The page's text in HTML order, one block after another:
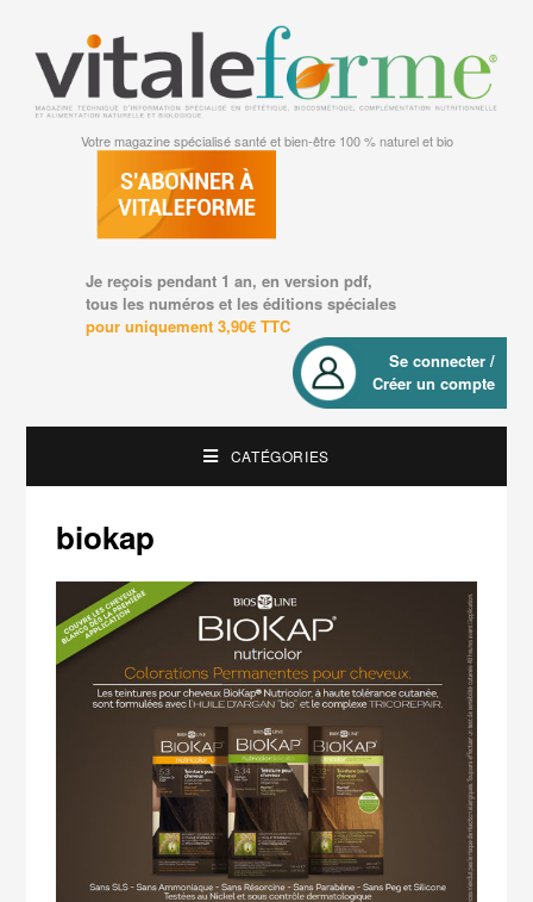
Votre magazine spécialisé santé et bien-être 100 % naturel et bio
Je reçois pendant 1 an, en version pdf,
tous les numéros et les éditions spéciales
pour uniquement 3,90€ TTC
Se connecter /
Créer un compte
CATÉGORIES
biokap